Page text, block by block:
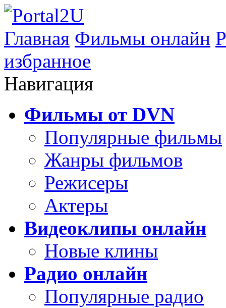
Главная Фильмы онлайн
избранное
Навигация
Фильмы от DVN
Популярные фильмы
Жанры фильмов
Режисеры
Актеры
Видеоклипы онлайн
Новые клины
Радио онлайн
Популярные радио